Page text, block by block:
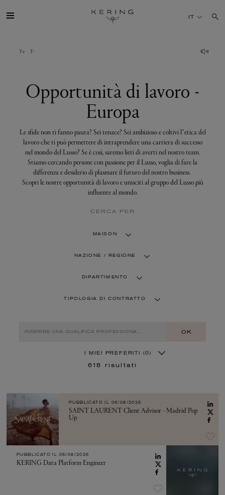
lavoro
SOSTENIBILITÀ
FINANCE
MEDIA
IT
Opportunità di lavoro -
Europa
Le sfide non ti fanno paura? Sei tenace? Sei ambizioso e coltivi l’etica del
lavoro che ti può permettere di intraprendere una carriera di successo
nel mondo del Lusso? Se è così, saremo lieti di averti nel nostro team.
Stiamo cercando persone con passione per il Lusso, voglia di fare la
differenza e desiderio di plasmare il futuro del nostro business.
Scopri le nostre opportunità di lavoro e unisciti al gruppo del Lusso più
influente al mondo.
CERCA PER
MAISON
NAZIONE / REGIONE
DIPARTIMENTO
TIPOLOGIA DI CONTRATTO
OK
I MIEI PREFERITI (0)
618 risultati
PUBBLICATO IL 06/08/2026
SAINT LAURENT Client Advisor - Madrid Pop
Up
PUBBLICATO IL 06/08/2026
KERING Data Platform Engineer